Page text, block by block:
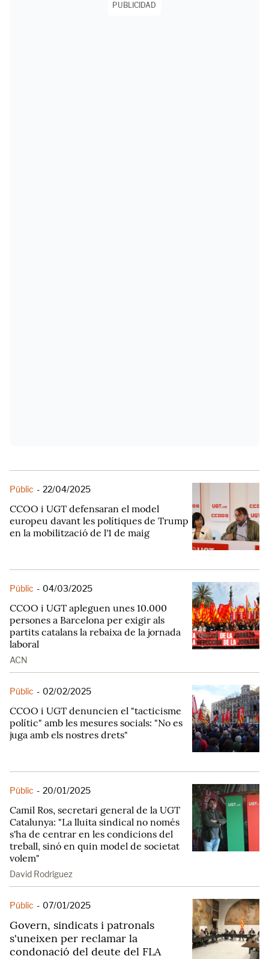
PUBLICIDAD
Públic - 22/04/2025
CCOO i UGT defensaran el model
europeu davant les polítiques de Trump
en la mobilització de l'1 de maig
Públic - 04/03/2025
CCOO i UGT apleguen unes 10.000
persones a Barcelona per exigir als
partits catalans la rebaixa de la jornada
laboral
ACN
Públic - 02/02/2025
CCOO i UGT denuncien el "tacticisme
polític" amb les mesures socials: "No es
juga amb els nostres drets"
Públic - 20/01/2025
Camil Ros, secretari general de la UGT
Catalunya: "La lluita sindical no només
s'ha de centrar en les condicions del
treball, sinó en quin model de societat
volem"
David Rodríguez
Públic - 07/01/2025
Govern, sindicats i patronals
s'uneixen per reclamar la
condonació del deute del FLA